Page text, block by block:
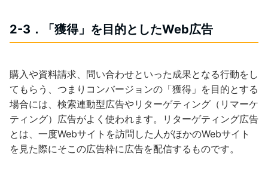
2-3．「獲得」を目的としたWeb広告
購入や資料請求、問い合わせといった成果となる行動をし
てもらう、つまりコンバージョンの「獲得」を目的とする
場合には、検索連動型広告やリターゲティング（リマーケ
ティング）広告がよく使われます。リターゲティング広告
とは、一度Webサイトを訪問した人がほかのWebサイト
を見た際にそこの広告枠に広告を配信するものです。